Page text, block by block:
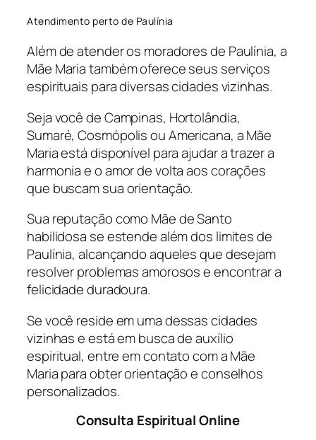
Atendimento perto de Paulínia
Além de atender os moradores de Paulínia, a
Mãe Maria também oferece seus serviços
espirituais para diversas cidades vizinhas.
Seja você de Campinas, Hortolândia,
Sumaré, Cosmópolis ou Americana, a Mãe
Maria está disponível para ajudar a trazer a
harmonia e o amor de volta aos corações
que buscam sua orientação.
Sua reputação como Mãe de Santo
habilidosa se estende além dos limites de
Paulínia, alcançando aqueles que desejam
resolver problemas amorosos e encontrar a
felicidade duradoura.
Se você reside em uma dessas cidades
vizinhas e está em busca de auxílio
espiritual, entre em contato com a Mãe
Maria para obter orientação e conselhos
personalizados.
Consulta Espiritual Online